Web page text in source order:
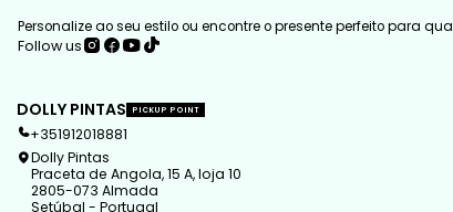
Personalize ao seu estilo ou encontre o presente perfeito para
Follow us
DOLLY PINTAS PICKUP POINT
+351912018881
Dolly Pintas
Praceta de Angola, 15 A, loja 10
2805-073 Almada
Setúbal - Portugal